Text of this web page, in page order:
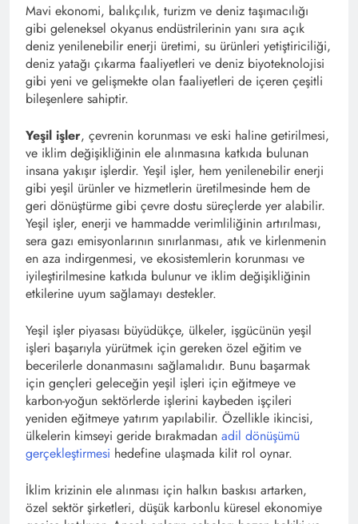
Mavi ekonomi, balıkçılık, turizm ve deniz taşımacılığı
gibi geleneksel okyanus endüstrilerinin yanı sıra açık
deniz yenilenebilir enerji üretimi, su ürünleri yetiştiriciliği,
deniz yatağı çıkarma faaliyetleri ve deniz biyoteknolojisi
gibi yeni ve gelişmekte olan faaliyetleri de içeren çeşitli
bileşenlere sahiptir.
Yeşil işler, çevrenin korunması ve eski haline getirilmesi,
ve iklim değişikliğinin ele alınmasına katkıda bulunan
insana yakışır işlerdir. Yeşil işler, hem yenilenebilir enerji
gibi yeşil ürünler ve hizmetlerin üretilmesinde hem de
geri dönüştürme gibi çevre dostu süreçlerde yer alabilir.
Yeşil işler, enerji ve hammadde verimliliğinin artırılması,
sera gazı emisyonlarının sınırlanması, atık ve kirlenmenin
en aza indirgenmesi, ve ekosistemlerin korunması ve
iyileştirilmesine katkıda bulunur ve iklim değişikliğinin
etkilerine uyum sağlamayı destekler.
Yeşil işler piyasası büyüdükçe, ülkeler, işgücünün yeşil
işleri başarıyla yürütmek için gereken özel eğitim ve
becerilerle donanmasını sağlamalıdır. Bunu başarmak
için gençleri geleceğin yeşil işleri için eğitmeye ve
karbon-yoğun sektörlerde işlerini kaybeden işçileri
yeniden eğitmeye yatırım yapılabilir. Özellikle ikincisi,
ülkelerin kimseyi geride bırakmadan adil dönüşümü
gerçekleştirmesi hedefine ulaşmada kilit rol oynar.
İklim krizinin ele alınması için halkın baskısı artarken,
özel sektör şirketleri, düşük karbonlu küresel ekonomiye